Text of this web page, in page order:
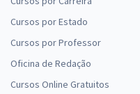
Cursos por Estado
Cursos por Professor
Oficina de Redação
Cursos Online Gratuitos